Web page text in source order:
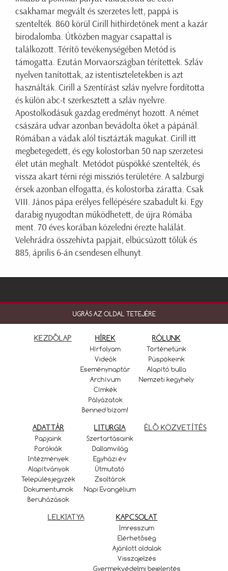
csakhamar megvált és szerzetes lett, pappá is
szentelték. 860 körül Cirill hithirdetőnek ment a kazár
birodalomba. Útközben magyar csapattal is
találkozott. Térítő tevékenységében Metód is
támogatta. Ezután Morvaországban térítettek. Szláv
nyelven tanítottak, az istentiszteletekben is azt
használták. Cirill a Szentírást szláv nyelvre fordította
és külön abc-t szerkesztett a szláv nyelvre.
Apostolkodásuk gazdag eredményt hozott. A német
császára udvar azonban bevádolta őket a pápánál.
Rómában a vádak alól tisztázták magukat. Cirill itt
megbetegedett, és egy kolostorban 50 nap szerzetesi
élet után meghalt. Metódot püspökké szentelték, és
vissza akart térni régi missziós területére. A salzburgi
érsek azonban elfogatta, és kolostorba záratta. Csak
VIII. János pápa erélyes fellépésére szabadult ki. Egy
darabig nyugodtan működhetett, de újra Rómába
ment. 70 éves korában közeledni érezte halálát.
Velehrádra összehívta papjait, elbúcsúzott tőlük és
885, április 6-án csendesen elhunyt.
UGRÁS AZ OLDAL TETEJÉRE
KEZDŐLAP HÍREK
Hírfolyam
Videók
Eseménynaptár
Archívum
Címkék
Pályázatok
Benned bízom!
RÓLUNK
Történetünk
Püspökeink
Alapító bulla
Nemzeti kegyhely
ADATTÁR
Papjaink
Parókiák
Intézmények
Alapítványok
Településjegyzék
Dokumentumok
Beruházások
LITURGIA
Szertartásaink
Dallamvilág
Egyházi év
Útmutató
Zsoltárok
Napi Evangélium
ÉLŐ KÖZVETÍTÉS
LELKIATYA KAPCSOLAT
Imresszum
Elérhetőség
Ajánlott oldalak
Visszajelzés
Gyermekvédelmi bejelentés